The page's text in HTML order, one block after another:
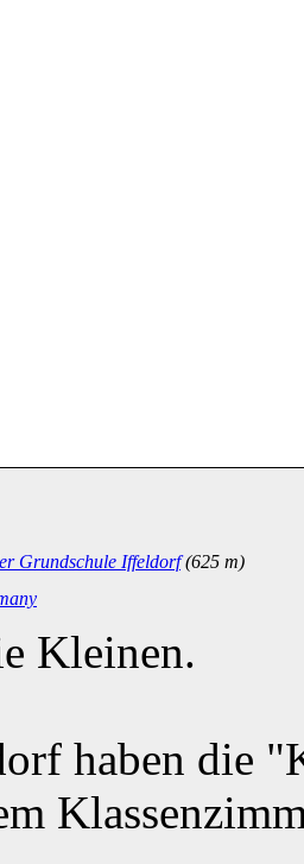
Grundschule Iffeldorf (625 m)
Kleinen.
haben die